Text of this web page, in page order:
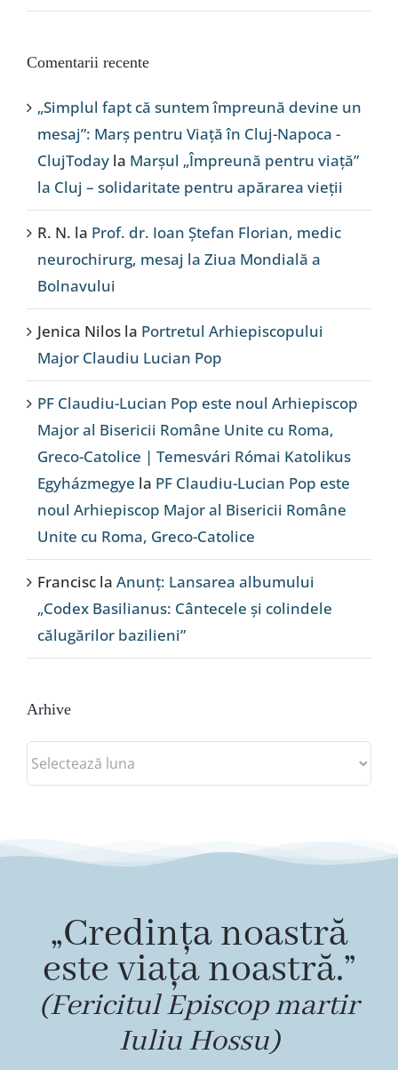
Comentarii recente
„Simplul fapt că suntem împreună devine un
mesaj”: Marș pentru Viață în Cluj-Napoca -
ClujToday la Marșul „Împreună pentru viață”
la Cluj – solidaritate pentru apărarea vieții
R. N. la Prof. dr. Ioan Ștefan Florian, medic
neurochirurg, mesaj la Ziua Mondială a
Bolnavului
Jenica Nilos la Portretul Arhiepiscopului
Major Claudiu Lucian Pop
PF Claudiu-Lucian Pop este noul Arhiepiscop
Major al Bisericii Române Unite cu Roma,
Greco-Catolice | Temesvári Római Katolikus
Egyházmegye la PF Claudiu-Lucian Pop este
noul Arhiepiscop Major al Bisericii Române
Unite cu Roma, Greco-Catolice
Francisc la Anunț: Lansarea albumului
„Codex Basilianus: Cântecele și colindele
călugărilor bazilieni”
Arhive
Arhive
„Credința noastră
este viața noastră.”
(Fericitul Episcop martir
Iuliu Hossu)